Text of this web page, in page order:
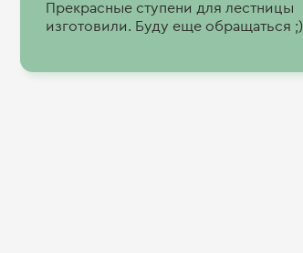
Прекрасные ступени для лестницы
изготовили. Буду еще обращаться ;)